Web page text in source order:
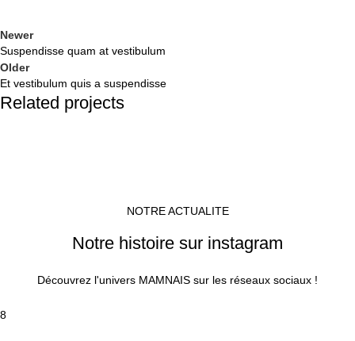
Newer
Suspendisse quam at vestibulum
Older
Et vestibulum quis a suspendisse
Related projects
NOTRE ACTUALITE
Notre histoire sur instagram
Découvrez l'univers MAMNAIS sur les réseaux sociaux !
8